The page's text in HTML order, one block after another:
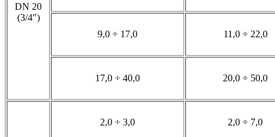
DN 20
(3/4")
9,0 ÷ 17,0 11,0 ÷ 22,0
17,0 ÷ 40,0 20,0 ÷ 50,0
2,0 ÷ 3,0 2,0 ÷ 7,0